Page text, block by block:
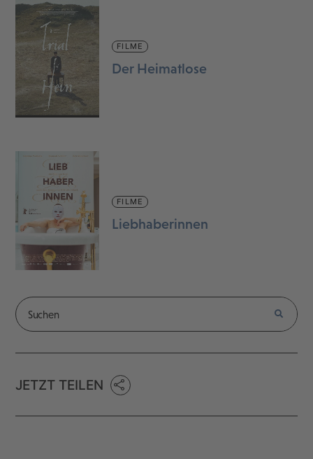
FILME
Der Heimatlose
FILME
Liebhaberinnen
JETZT TEILEN